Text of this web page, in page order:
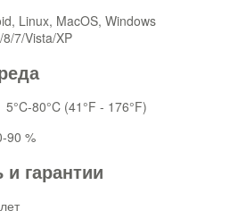
Linux, MacOS, Windows
7/Vista/XP
5°C-80°C (41°F - 176°F)
90 %
гарантии